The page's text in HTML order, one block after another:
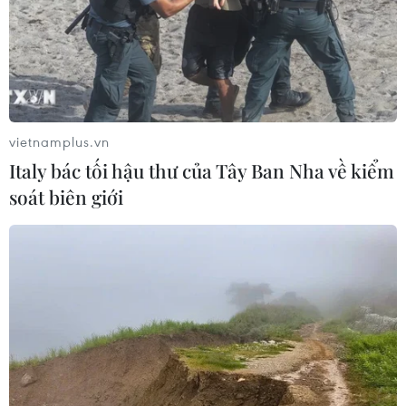
Hà Nội sắp xếp trường học - cuộc
chuyển đổi về tư duy quản trị giáo
dục
08/08/2026 02:51
CƠ QUAN CHỦ QUẢN: THÔNG TẤN XÃ VIỆT NAM
Tổng Biên tập: TRẦN TIẾN DUẨN
Phó Tổng Biên tập: NGUYỄN THỊ TÁM, KHÚC THANH
THỦY
vietnamplus.vn
Italy bác tối hậu thư của Tây Ban Nha về kiểm
soát biên giới